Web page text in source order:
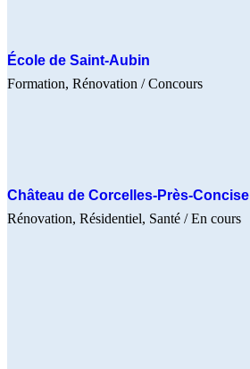
École de Saint-Aubin
Formation Rénovation / Concours
Château de Corcelles-Près-Concise
Rénovation Résidentiel Santé / En cours